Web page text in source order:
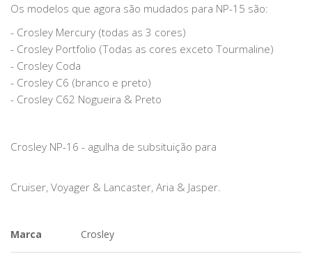
Os modelos que agora são mudados para NP-15 são:
- Crosley Mercury (todas as 3 cores)
- Crosley Portfolio (Todas as cores exceto Tourmaline)
- Crosley Coda
- Crosley C6 (branco e preto)
- Crosley C62 Nogueira & Preto
Crosley NP-16 - agulha de subsituição para
Cruiser, Voyager & Lancaster, Aria & Jasper.
Marca Crosley